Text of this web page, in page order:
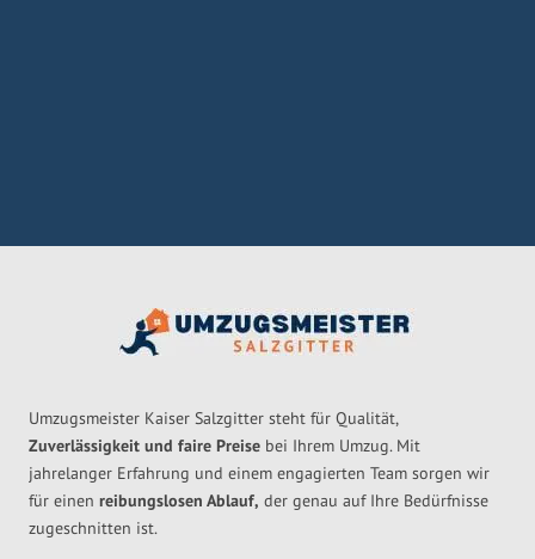
Umzugsmeister Kaiser Salzgitter steht für Qualität,
Zuverlässigkeit und faire Preise bei Ihrem Umzug. Mit
jahrelanger Erfahrung und einem engagierten Team sorgen wir
für einen reibungslosen Ablauf, der genau auf Ihre Bedürfnisse
zugeschnitten ist.